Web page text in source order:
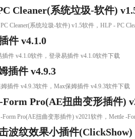
Cleaner(系统垃圾-软件)
Cleaner(系统垃圾-软件) v1.5软件，HLP - PC
件 v4.1.0
插件 v4.1.0软件，登录易插件 v4.1.0软件下载
插件 v4.9.3
姆插件 v4.9.3软件，Max保姆插件 v4.9.3软件下载
Pro(AE扭曲变形插件)
-Form Pro(AE扭曲变形插件) v2021软件，Mettle -
波纹效果小插件(ClickShow)